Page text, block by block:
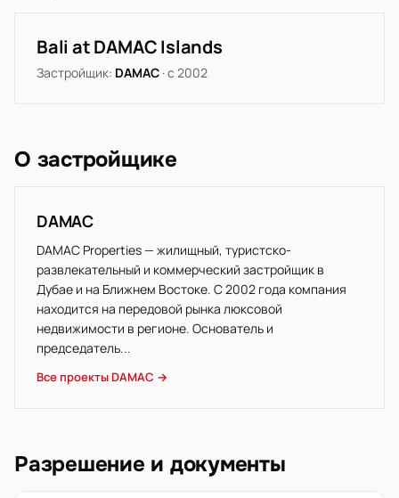
Bali at DAMAC Islands
Застройщик: DAMAC · с 2002
О застройщике
DAMAC
DAMAC Properties — жилищный, туристско-
развлекательный и коммерческий застройщик в
Дубае и на Ближнем Востоке. С 2002 года компания
находится на передовой рынка люксовой
недвижимости в регионе. Основатель и
председатель...
Все проекты DAMAC →
Разрешение и документы